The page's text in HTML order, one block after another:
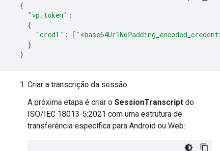
{
"vp_token" :
{
"cred1" : [
}
}
Criar a transcrição da sessão
A próxima etapa é criar o SessionTranscript do
ISO/IEC 18013-5:2021 com uma estrutura de
transferência específica para Android ou Web: